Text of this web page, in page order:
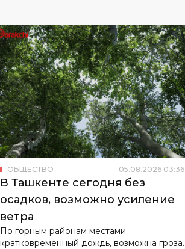
ОБЩЕСТВО 05.08.2026 03:36
В Ташкенте сегодня без
осадков, возможно усиление
ветра
По горным районам местами
кратковременный дождь, возможна гроза.